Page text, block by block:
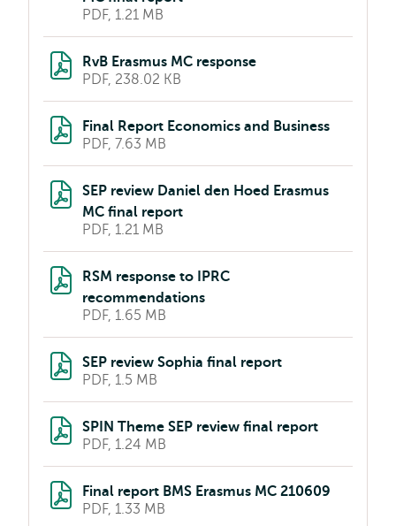
PDF, 1.21 MB
RvB Erasmus MC response
PDF, 238.02 KB
Final Report Economics and Business
PDF, 7.63 MB
SEP review Daniel den Hoed Erasmus
MC final report
PDF, 1.21 MB
RSM response to IPRC
recommendations
PDF, 1.65 MB
SEP review Sophia final report
PDF, 1.5 MB
SPIN Theme SEP review final report
PDF, 1.24 MB
Final report BMS Erasmus MC 210609
PDF, 1.33 MB